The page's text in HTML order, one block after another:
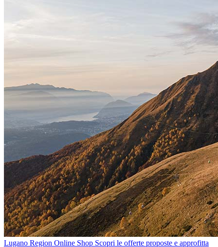
Lugano Region Online Shop Scopri le offerte proposte e approfitta